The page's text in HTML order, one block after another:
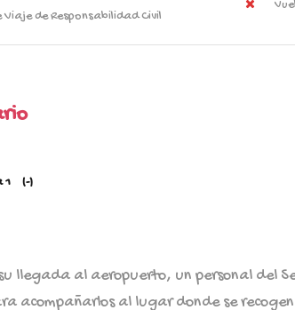
Viaje de Responsabilidad Civil
1 (-)
llegada al aeropuerto, un personal del
acompañarlos al lugar donde se